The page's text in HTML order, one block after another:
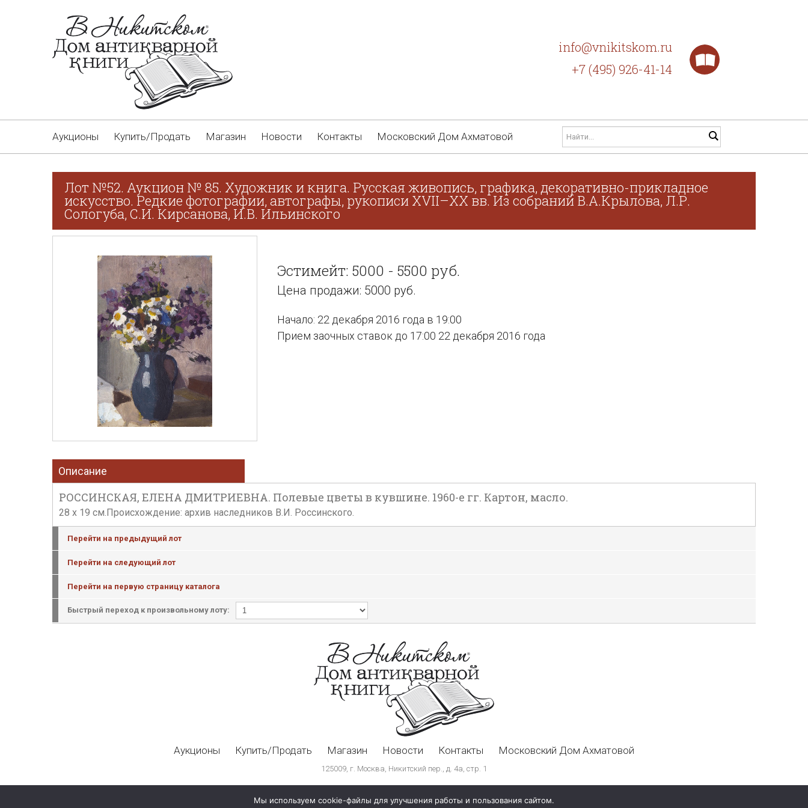
info@vnikitskom.ru
+7 (495) 926-41-14
Аукционы Купить/Продать Магазин Новости Контакты Московский Дом Ахматовой
Лот №52. Аукцион № 85. Художник и книга. Русская живопись, графика, декоративно-прикладное
искусство. Редкие фотографии, автографы, рукописи XVII–XX вв. Из собраний В.А.Крылова, Л.Р.
Сологуба, С.И. Кирсанова, И.В. Ильинского
Эстимейт: 5000 - 5500 руб.
Цена продажи: 5000 руб.
Начало: 22 декабря 2016 года в 19:00
Прием заочных ставок до 17:00 22 декабря 2016 года
Описание
РОССИНСКАЯ, ЕЛЕНА ДМИТРИЕВНА. Полевые цветы в кувшине. 1960-е гг. Картон, масло.
28 х 19 см.Происхождение: архив наследников В.И. Россинского.
Перейти на предыдущий лот
Перейти на следующий лот
Перейти на первую страницу каталога
Быстрый переход к произвольному лоту:
Аукционы Купить/Продать Магазин Новости Контакты Московский Дом Ахматовой
125009, г. Москва, Никитский пер., д. 4а, стр. 1
Мы используем cookie-файлы для улучшения работы и пользования сайтом.